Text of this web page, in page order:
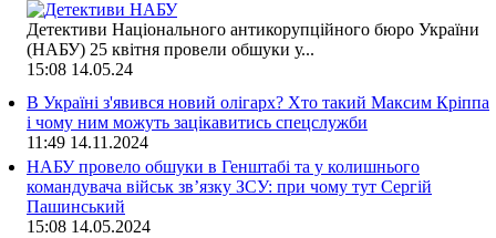
Детективи Національного антикорупційного бюро України
(НАБУ) 25 квітня провели обшуки у...
15:08 14.05.24
В Україні з'явився новий олігарх? Хто такий Максим Кріппа
і чому ним можуть зацікавитись спецслужби
11:49 14.11.2024
НАБУ провело обшуки в Генштабі та у колишнього
командувача військ зв’язку ЗСУ: при чому тут Сергій
Пашинський
15:08 14.05.2024